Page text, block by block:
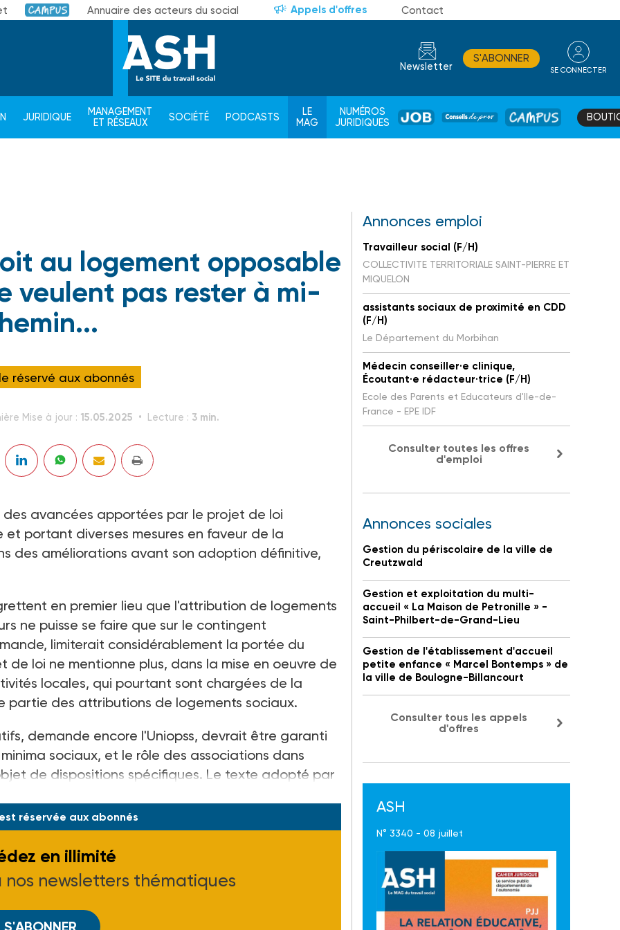
Campus Annuaire des acteurs du social Appels d'offres Contact
Newsletter
S'ABONNER
SE CONNECTER
JURIDIQUE
MANAGEMENT
ET RÉSEAUX
SOCIÉTÉ PODCASTS
LE
MAG
NUMÉROS
JURIDIQUES
JOB
DE
CAMPUS
au logement opposable
veulent pas rester à mi-
réservé aux abonnés
Mise à jour : 15.05.2025 Lecture : 3 min.
avancées apportées par le projet de loi
portant diverses mesures en faveur de la
des améliorations avant son adoption définitive,
en premier lieu que l'attribution de logements
ne puisse se faire que sur le contingent
limiterait considérablement la portée du
loi ne mentionne plus, dans la mise en oeuvre de
locales, qui pourtant sont chargées de la
des attributions de logements sociaux.
demande encore l'Uniopss, devrait être garanti
sociaux, et le rôle des associations dans
de dispositions spécifiques. Le texte adopté par
réservée aux abonnés
en illimité
nos newsletters thématiques
Annonces emploi
Travailleur social (F/H)
COLLECTIVITE TERRITORIALE SAINT-PIERRE ET
MIQUELON
assistants sociaux de proximité en CDD
(F/H)
Le Département du Morbihan
Médecin conseiller·e clinique,
Écoutant·e rédacteur·trice (F/H)
Ecole des Parents et Educateurs d'Ile-de-
France - EPE IDF
Consulter toutes les offres
d'emploi
Annonces sociales
Gestion du périscolaire de la ville de
Creutzwald
Gestion et exploitation du multi-
accueil « La Maison de Petronille » -
Saint-Philbert-de-Grand-Lieu
Gestion de l'établissement d'accueil
petite enfance « Marcel Bontemps » de
la ville de Boulogne-Billancourt
Consulter tous les appels
d'offres
ASH
N° 3340 - 08 juillet